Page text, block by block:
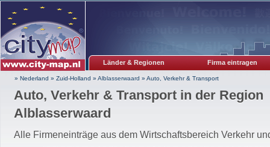
Länder & Regionen Firma eintragen
» Nederland » Zuid-Holland » Alblasserwaard » Auto, Verkehr & Transport
Auto, Verkehr & Transport in der Region
Alblasserwaard
Alle Firmeneinträge aus dem Wirtschaftsbereich Verkehr